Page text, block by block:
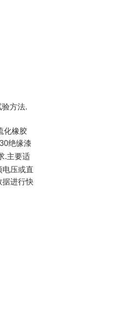
方法.
化橡胶
绝缘漆
.主要适
电压或直
据进行快